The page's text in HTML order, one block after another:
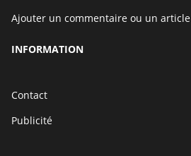
Ajouter un commentaire ou un article
INFORMATION
Contact
Publicité